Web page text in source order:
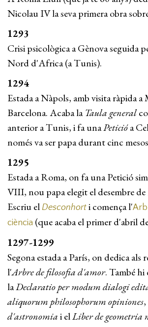
Nicolau IV la seva primera obra
1293
Crisi psicològica a Gènova seguida
Nord d'Africa (a Tunis).
1294
Estada a Nàpols, amb visita ràpida a
Barcelona. Acaba laTaula general
anterior a Tunis, i fa unaPeticióa
només va ser papa durant cinc
1295
Estada a Roma, on fa una Petició
VIII, nou papa elegit el desembre
Escriu el Desconhort i comença l'
ciència (que acaba el primer d'abril
1297-1299
Segona estada a París, on dedica als
l'Arbre de filosofia d'amor. També hi
laDeclaratio per modum dialogi
aliquorum philosophorum opiniones
d'astronomiai elLiber de geometria